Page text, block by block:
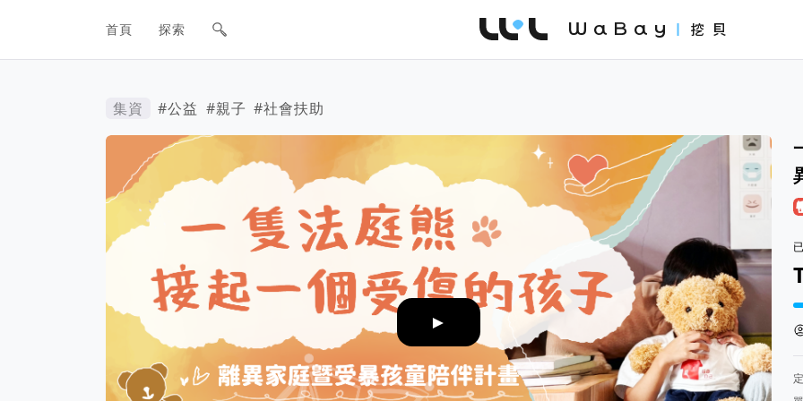
網站主要導航欄
首頁 探索 WaBay 挖貝 | 台灣最值得信賴的群眾集資 / 群
集資 #公益 #親子 #社會扶助
►